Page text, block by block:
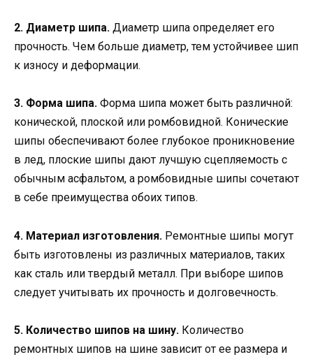
2. Диаметр шипа. Диаметр шипа определяет его
прочность. Чем больше диаметр, тем устойчивее шип
к износу и деформации.
3. Форма шипа. Форма шипа может быть различной:
конической, плоской или ромбовидной. Конические
шипы обеспечивают более глубокое проникновение
в лед, плоские шипы дают лучшую сцепляемость с
обычным асфальтом, а ромбовидные шипы сочетают
в себе преимущества обоих типов.
4. Материал изготовления. Ремонтные шипы могут
быть изготовлены из различных материалов, таких
как сталь или твердый металл. При выборе шипов
следует учитывать их прочность и долговечность.
5. Количество шипов на шину. Количество
ремонтных шипов на шине зависит от ее размера и